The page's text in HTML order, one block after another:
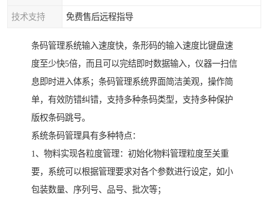
技术支持 免费售后远程指导
条码管理系统输入速度快，条形码的输入速度比键盘速
度至少快5倍，而且可以完结即时数据输入，仪器一扫信
息即时进入体系；条码管理系统界面简洁美观，操作简
单，有效防错纠错，支持多种条码类型，支持多种保护
版权条码跳号。
系统条码管理具有多种特点：
1、物料实现各粒度管理：初始化物料管理粒度至关重
要，系统可以根据管理要求对各个参数进行设定，如小
包装数量、序列号、品号、批次等；